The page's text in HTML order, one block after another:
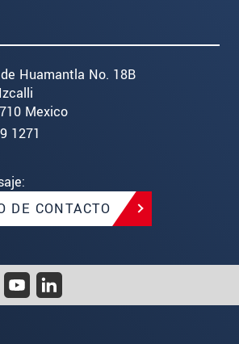
Huamantla No. 18B
Mexico
1271
DE CONTACTO